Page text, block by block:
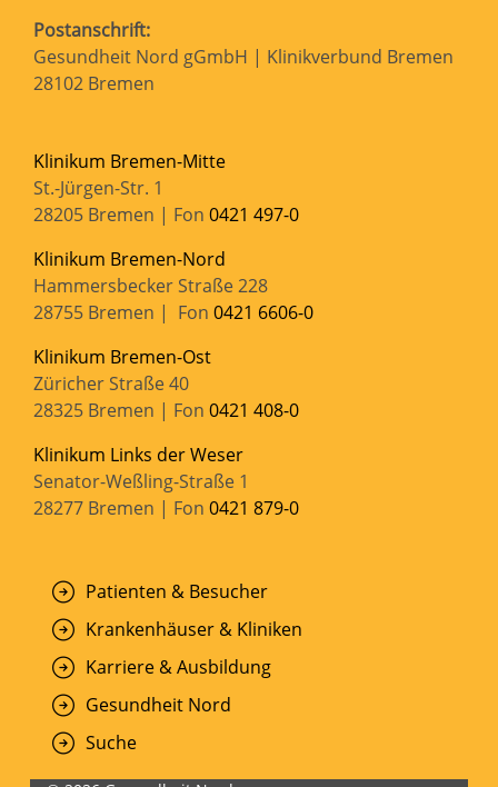
Postanschrift:
Gesundheit Nord gGmbH | Klinikverbund Bremen
28102 Bremen
Klinikum Bremen-Mitte
St.-Jürgen-Str. 1
28205 Bremen | Fon 0421 497-0
Klinikum Bremen-Nord
Hammersbecker Straße 228
28755 Bremen | Fon 0421 6606-0
Klinikum Bremen-Ost
Züricher Straße 40
28325 Bremen | Fon 0421 408-0
Klinikum Links der Weser
Senator-Weßling-Straße 1
28277 Bremen | Fon 0421 879-0
Patienten & Besucher
Krankenhäuser & Kliniken
Karriere & Ausbildung
Gesundheit Nord
Suche